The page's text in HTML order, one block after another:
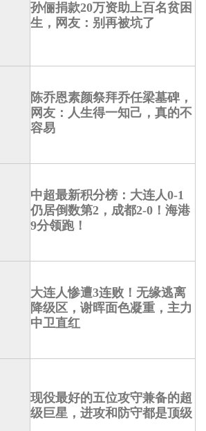
孙俪捐款20万资助上百名贫困
生，网友：别再被坑了
陈乔恩素颜祭拜乔任梁墓碑，
网友：人生得一知己，真的不
容易
中超最新积分榜：大连人0-1
仍居倒数第2，成都2-0！海港
9分领跑！
大连人惨遭3连败！无缘逃离
降级区，谢晖面色凝重，主力
中卫直红
现役最好的五位攻守兼备的超
级巨星，进攻和防守都是顶级